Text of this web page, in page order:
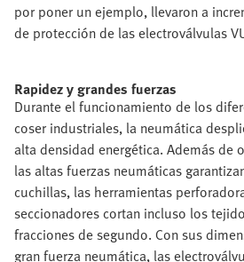
por poner un ejemplo, llevaron a
de protección de las electroválvulas
Rapidez y grandes fuerzas
Durante el funcionamiento de los
coser industriales, la neumática
alta densidad energética. Además de
las altas fuerzas neumáticas
cuchillas, las herramientas
seccionadores cortan incluso los
fracciones de segundo. Con sus
gran fuerza neumática, las